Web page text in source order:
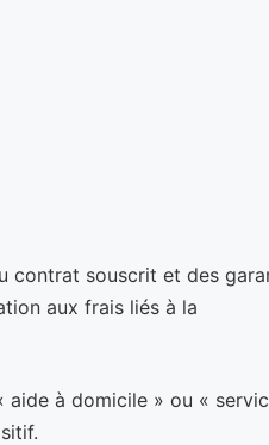
contrat souscrit et des
aux frais liés à la
à domicile » ou «